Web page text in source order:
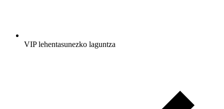
VIP lehentasunezko laguntza